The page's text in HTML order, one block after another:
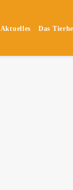
Aktuelles Das